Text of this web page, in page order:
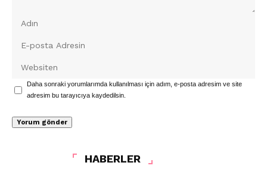
Daha sonraki yorumlarımda kullanılması için adım, e-posta adresim ve site
adresim bu tarayıcıya kaydedilsin.
HABERLER